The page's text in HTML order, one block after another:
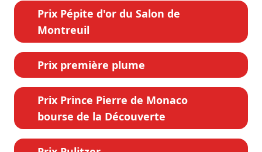
Prix Pépite d'or du Salon de
Montreuil
Prix première plume
Prix Prince Pierre de Monaco
bourse de la Découverte